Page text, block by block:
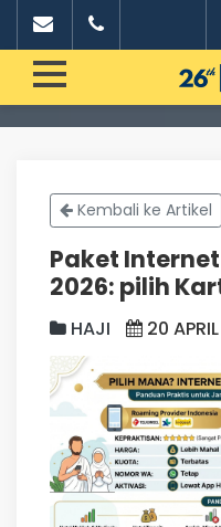
Kembali ke Artikel
Paket
2026: pilih
HAJI 20